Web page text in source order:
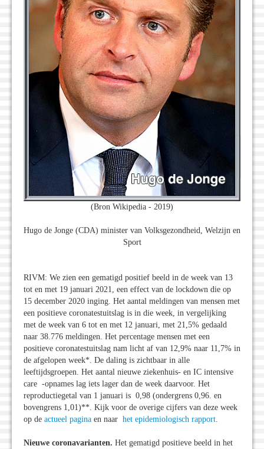
(Bron Wikipedia - 2019)
Hugo de Jonge (CDA) minister van Volksgezondheid, Welzijn en
Sport
RIVM: We zien een gematigd positief beeld in de week van 13
tot en met 19 januari 2021, een effect van de lockdown die op
15 december 2020 inging. Het aantal meldingen van mensen met
een positieve coronatestuitslag is in die week, in vergelijking
met de week van 6 tot en met 12 januari, met 21,5% gedaald
naar 38.776 meldingen. Het percentage mensen met een
positieve coronatestuitslag nam licht af van 12,9% naar 11,7% in
de afgelopen week*. De daling is zichtbaar in alle
leeftijdsgroepen. Het aantal nieuwe ziekenhuis- en IC intensive
care -opnames lag iets lager dan de week daarvoor. Het
reproductiegetal van 1 januari is 0,98 (ondergrens 0,96. en
bovengrens 1,01)**. Kijk voor de overige cijfers van deze week
op de actueel pagina en naar het epidemiologisch rapport.
Nieuwe coronavarianten. Het gematigd positieve beeld in het